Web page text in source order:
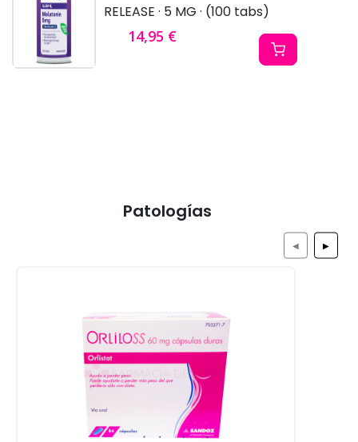
RELEASE · 5 MG · (100 tabs)
14,95 €
Patologías
◀ ▶